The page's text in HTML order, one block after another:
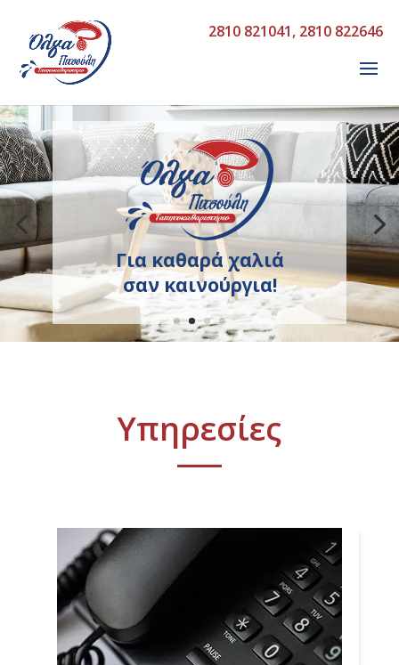
2810 821041, 2810 822646
Για καθαρά χαλιά
σαν καινούργια!
Υπηρεσίες